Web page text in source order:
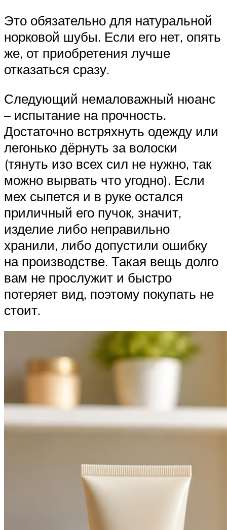
Это обязательно для натуральной
норковой шубы. Если его нет, опять
же, от приобретения лучше
отказаться сразу.
Следующий немаловажный нюанс
– испытание на прочность.
Достаточно встряхнуть одежду или
легонько дёрнуть за волоски
(тянуть изо всех сил не нужно, так
можно вырвать что угодно). Если
мех сыпется и в руке остался
приличный его пучок, значит,
изделие либо неправильно
хранили, либо допустили ошибку
на производстве. Такая вещь долго
вам не прослужит и быстро
потеряет вид, поэтому покупать не
стоит.